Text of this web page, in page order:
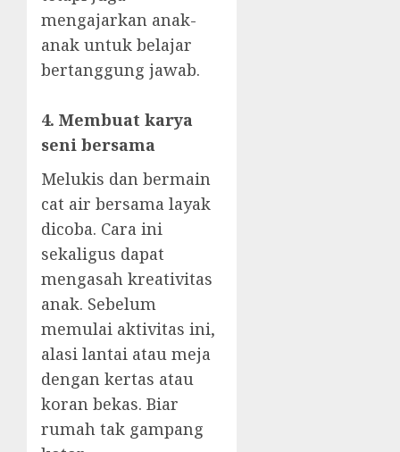
mengajarkan anak-
anak untuk belajar
bertanggung jawab.
4. Membuat karya
seni bersama
Melukis dan bermain
cat air bersama layak
dicoba. Cara ini
sekaligus dapat
mengasah kreativitas
anak. Sebelum
memulai aktivitas ini,
alasi lantai atau meja
dengan kertas atau
koran bekas. Biar
rumah tak gampang